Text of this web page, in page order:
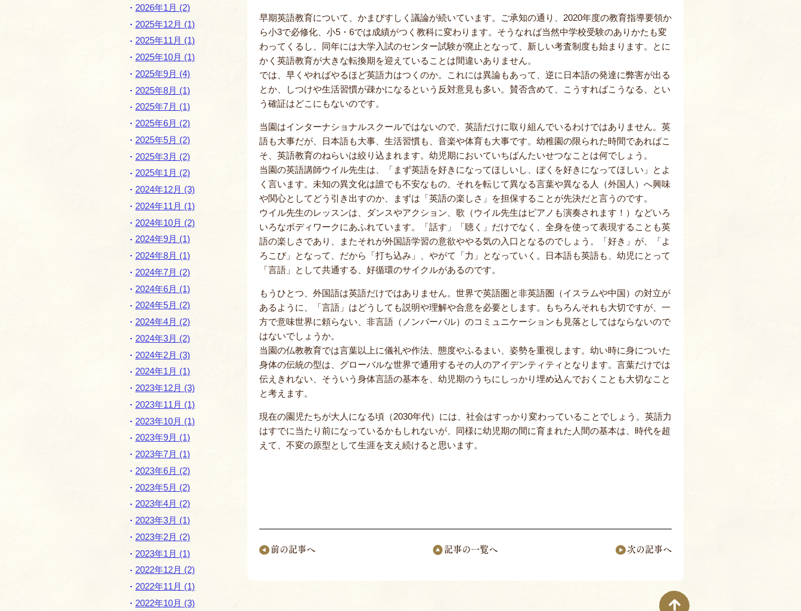
早期英語教育について、かまびすしく議論が続いています。ご承知の通り、2020年度の教育指導要領か
ら小3で必修化、小5・6では成績がつく教科に変わります。そうなれば当然中学校受験のありかたも変
わってくるし、同年には大学入試のセンター試験が廃止となって、新しい考査制度も始まります。とに
かく英語教育が大きな転換期を迎えていることは間違いありません。
では、早くやればやるほど英語力はつくのか。これには異論もあって、逆に日本語の発達に弊害が出る
とか、しつけや生活習慣が疎かになるという反対意見も多い。賛否含めて、こうすればこうなる、とい
う確証はどこにもないのです。
当園はインターナショナルスクールではないので、英語だけに取り組んでいるわけではありません。英
語も大事だが、日本語も大事、生活習慣も、音楽や体育も大事です。幼稚園の限られた時間であればこ
そ、英語教育のねらいは絞り込まれます。幼児期においていちばんたいせつなことは何でしょう。
当園の英語講師ウイル先生は、「まず英語を好きになってほしいし、ぼくを好きになってほしい」とよ
く言います。未知の異文化は誰でも不安なもの、それを転じて異なる言葉や異なる人（外国人）へ興味
や関心としてどう引き出すのか、まずは「英語の楽しさ」を担保することが先決だと言うのです。
ウイル先生のレッスンは、ダンスやアクション、歌（ウイル先生はピアノも演奏されます！）などいろ
いろなボディワークにあふれています。「話す」「聴く」だけでなく、全身を使って表現することも英
語の楽しさであり、またそれが外国語学習の意欲ややる気の入口となるのでしょう。「好き」が、「よ
ろこび」となって、だから「打ち込み」、やがて「力」となっていく。日本語も英語も、幼児にとって
「言語」として共通する、好循環のサイクルがあるのです。
もうひとつ、外国語は英語だけではありません。世界で英語圏と非英語圏（イスラムや中国）の対立が
あるように、「言語」はどうしても説明や理解や合意を必要とします。もちろんそれも大切ですが、一
方で意味世界に頼らない、非言語（ノンバーバル）のコミュニケーションも見落としてはならないので
はないでしょうか。
当園の仏教教育では言葉以上に儀礼や作法、態度やふるまい、姿勢を重視します。幼い時に身についた
身体の伝統の型は、グローバルな世界で通用するその人のアイデンティティとなります。言葉だけでは
伝えきれない、そういう身体言語の基本を、幼児期のうちにしっかり埋め込んでおくことも大切なこと
と考えます。
現在の園児たちが大人になる頃（2030年代）には、社会はすっかり変わっていることでしょう。英語力
はすでに当たり前になっているかもしれないが、同様に幼児期の間に育まれた人間の基本は、時代を超
えて、不変の原型として生涯を支え続けると思います。
前の記事へ 記事の一覧へ 次の記事へ
2026年1月 (2)
2025年12月 (1)
2025年11月 (1)
2025年10月 (1)
2025年9月 (4)
2025年8月 (1)
2025年7月 (1)
2025年6月 (2)
2025年5月 (2)
2025年3月 (2)
2025年1月 (2)
2024年12月 (3)
2024年11月 (1)
2024年10月 (2)
2024年9月 (1)
2024年8月 (1)
2024年7月 (2)
2024年6月 (1)
2024年5月 (2)
2024年4月 (2)
2024年3月 (2)
2024年2月 (3)
2024年1月 (1)
2023年12月 (3)
2023年11月 (1)
2023年10月 (1)
2023年9月 (1)
2023年7月 (1)
2023年6月 (2)
2023年5月 (2)
2023年4月 (2)
2023年3月 (1)
2023年2月 (2)
2023年1月 (1)
2022年12月 (2)
2022年11月 (1)
2022年10月 (3)